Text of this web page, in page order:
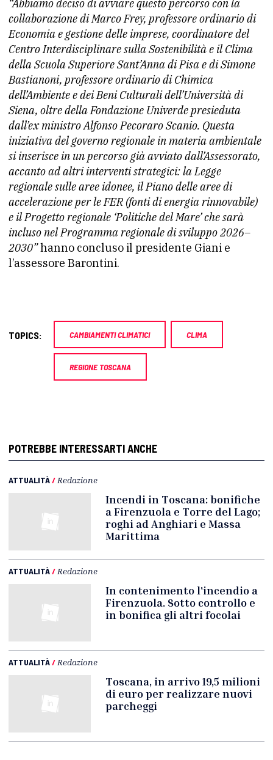
“Abbiamo deciso di avviare questo percorso con la
collaborazione di Marco Frey, professore ordinario di
Economia e gestione delle imprese, coordinatore del
Centro Interdisciplinare sulla Sostenibilità e il Clima
della Scuola Superiore Sant’Anna di Pisa e di Simone
Bastianoni, professore ordinario di Chimica
dell’Ambiente e dei Beni Culturali dell’Università di
Siena, oltre della Fondazione Univerde presieduta
dall’ex ministro Alfonso Pecoraro Scanio. Questa
iniziativa del governo regionale in materia ambientale
si inserisce in un percorso già avviato dall’Assessorato,
accanto ad altri interventi strategici: la Legge
regionale sulle aree idonee, il Piano delle aree di
accelerazione per le FER (fonti di energia rinnovabile)
e il Progetto regionale ‘Politiche del Mare’ che sarà
incluso nel Programma regionale di sviluppo 2026–
2030”hanno concluso il presidente Giani e
l’assessore Barontini.
TOPICS: CAMBIAMENTI CLIMATICI CLIMA
REGIONE TOSCANA
POTREBBE INTERESSARTI ANCHE
ATTUALITÀ/ Redazione
Incendi in Toscana: bonifiche
a Firenzuola e Torre del Lago;
roghi ad Anghiari e Massa
Marittima
ATTUALITÀ/ Redazione
In contenimento l'incendio a
Firenzuola. Sotto controllo e
in bonifica gli altri focolai
ATTUALITÀ/ Redazione
Toscana, in arrivo 19,5 milioni
di euro per realizzare nuovi
parcheggi